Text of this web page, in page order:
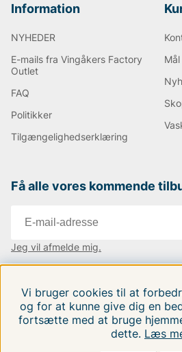
FILTRERA EFTER
Information
NYHEDER
E-mails fra Vingåkers Factory
Outlet
FAQ
Politikker
Tilgængelighedserklæring
Få alle vores kommende
Jeg vil afmelde mig.
Følg os på vores sociale
Vi bruger cookies til at
og for at kunne give dig en
fortsætte med at bruge
dette. Læs